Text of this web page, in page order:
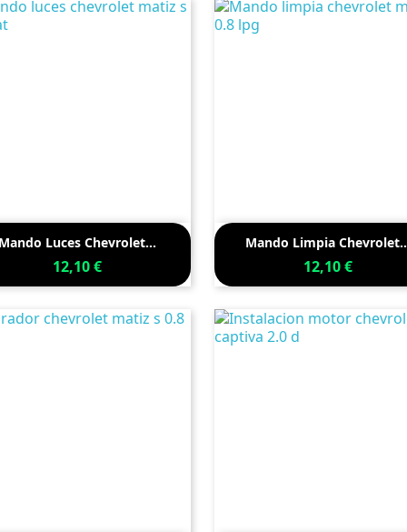
Luces Chevrolet...
12,10 €
 Vista rápida Mando Limpia
12,10 €
 Vista rápida